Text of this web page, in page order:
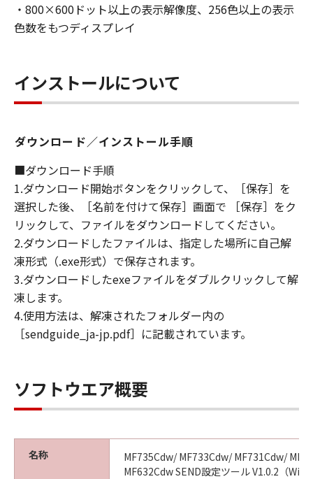
・800×600ドット以上の表示解像度、256色以上の表示
色数をもつディスプレイ
インストールについて
ダウンロード／インストール手順
■ダウンロード手順
1.ダウンロード開始ボタンをクリックして、［保存］を
選択した後、［名前を付けて保存］画面で ［保存］をク
リックして、ファイルをダウンロードしてください。
2.ダウンロードしたファイルは、指定した場所に自己解
凍形式（.exe形式）で保存されます。
3.ダウンロードしたexeファイルをダブルクリックして解
凍します。
4.使用方法は、解凍されたフォルダー内の
［sendguide_ja-jp.pdf］に記載されています。
ソフトウエア概要
名称
MF735Cdw/ MF733Cdw/ MF731Cdw/
MF632Cdw SEND設定ツール V1.0.2（